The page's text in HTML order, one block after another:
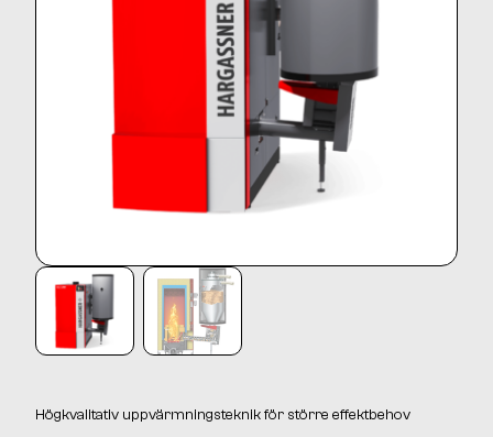
Högkvalitativ uppvärmningsteknik för större effektbehov